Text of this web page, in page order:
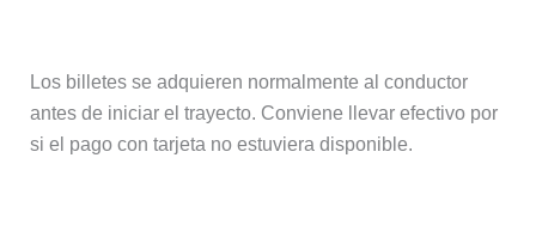
Los billetes se adquieren normalmente al conductor
antes de iniciar el trayecto. Conviene llevar efectivo por
si el pago con tarjeta no estuviera disponible.